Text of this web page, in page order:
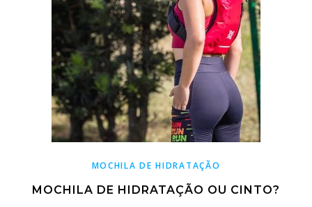
MOCHILA DE HIDRATAÇÃO
MOCHILA DE HIDRATAÇÃO OU CINTO?